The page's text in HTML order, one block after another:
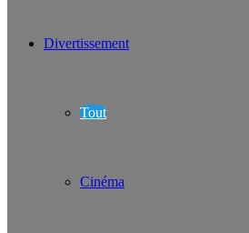
Divertissement
Tout
Cinéma